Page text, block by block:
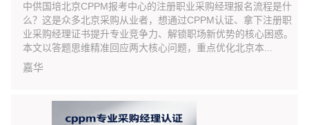
中供国培北京CPPM报考中心的注册职业采购经理报名流程是什
么？这是众多北京采购从业者，想通过CPPM认证、拿下注册职
业采购经理证书提升专业竞争力、解锁职场新优势的核心困惑。
本文以答题思维精准回应两大核心问题，重点优化北京本...
嘉华